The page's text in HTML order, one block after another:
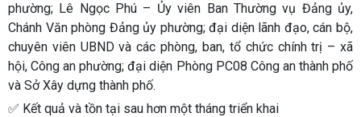
phường; Lê Ngọc Phú – Ủy viên Ban Thường vụ Đảng ủy,
Chánh Văn phòng Đảng ủy phường; đại diện lãnh đạo, cán bộ,
chuyên viên UBND và các phòng, ban, tổ chức chính trị – xã
hội, Công an phường; đại diện Phòng PC08 Công an thành phố
và Sở Xây dựng thành phố.
✅ Kết quả và tồn tại sau hơn một tháng triển khai